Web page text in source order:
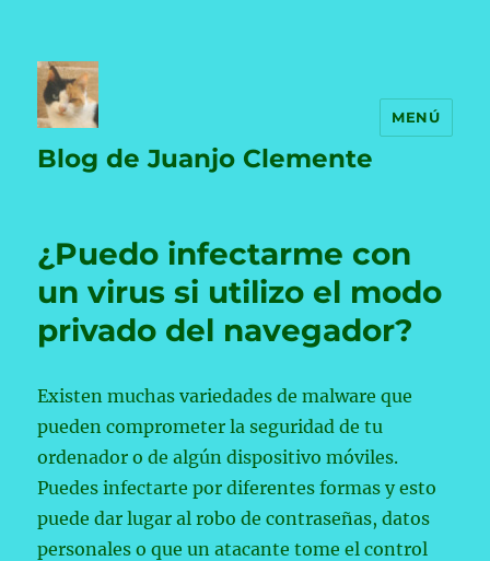
Blog de Juanjo Clemente
MENÚ
¿Puedo infectarme con
un virus si utilizo el modo
privado del navegador?
Existen muchas variedades de malware que
pueden comprometer la seguridad de tu
ordenador o de algún dispositivo móviles.
Puedes infectarte por diferentes formas y esto
puede dar lugar al robo de contraseñas, datos
personales o que un atacante tome el control